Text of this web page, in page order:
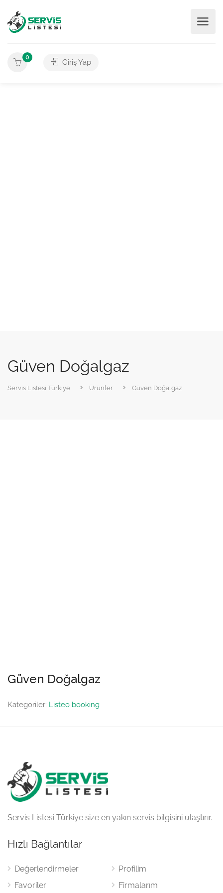
0
Giriş Yap
Güven Doğalgaz
Servis Listesi Türkiye Ürünler Güven Doğalgaz
Güven Doğalgaz
Kategoriler: Listeo booking
Servis Listesi Türkiye size en yakın servis bilgisini ulaştırır.
Hızlı Bağlantılar
Değerlendirmeler
Favoriler
Profilim
Firmalarım